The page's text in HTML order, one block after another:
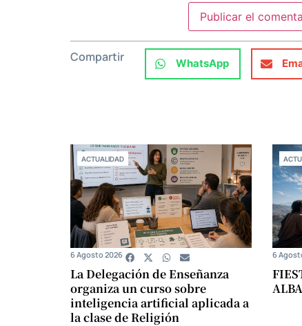
Compartir WhatsApp
ACTUALIDAD
La Delegación de Enseñanza
organiza un curso sobre
inteligencia artificial aplicada a
la clase de Religión
6 Agosto 2026 6